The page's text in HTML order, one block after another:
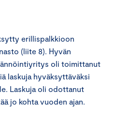
erillispalkkioon
(liite 8). Hyvän
oli toimittanut
laskuja hyväksyttäväksi
Laskuja oli odottanut
jo kohta vuoden ajan.